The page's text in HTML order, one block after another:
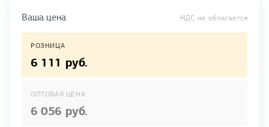
Ваша цена НДС не облагается
РОЗНИЦА
6 111 руб.
ОПТОВАЯ ЦЕНА
6 056 руб.